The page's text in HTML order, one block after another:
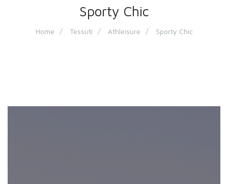
Sporty Chic
Home Tessuti Athleisure Sporty Chic